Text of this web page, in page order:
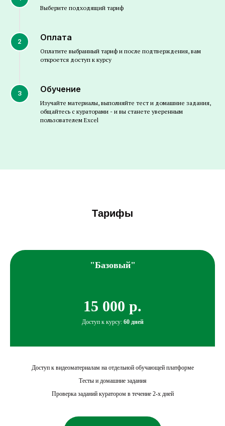
Выберите подходящий тариф
2 Оплата
Оплатите выбранный тариф и после подтверждения, вам
откроется доступ к курсу
3 Обучение
Изучайте материалы, выполняйте тест и домашние задания,
общайтесь с кураторами - и вы станете уверенным
пользователем Excel
Тарифы
"Базовый"
15 000 р.
Доступ к курсу: 60 дней
Доступ к видеоматериалам на отдельной обучающей платформе
Тесты и домашние задания
Проверка заданий куратором в течение 2-х дней